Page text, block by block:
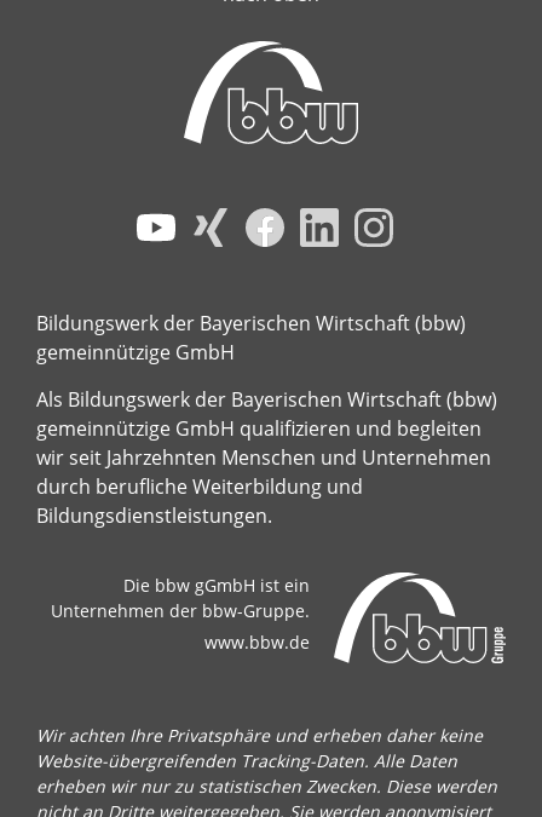
Bildungswerk der Bayerischen Wirtschaft (bbw)
gemeinnützige GmbH
Als Bildungswerk der Bayerischen Wirtschaft (bbw)
gemeinnützige GmbH qualifizieren und begleiten
wir seit Jahrzehnten Menschen und Unternehmen
durch berufliche Weiterbildung und
Bildungsdienstleistungen.
Die bbw gGmbH ist ein
Unternehmen der bbw-Gruppe.
www.bbw.de
Wir achten Ihre Privatsphäre und erheben daher keine
Website-übergreifenden Tracking-Daten. Alle Daten
erheben wir nur zu statistischen Zwecken. Diese werden
nicht an Dritte weitergegeben. Sie werden anonymisiert